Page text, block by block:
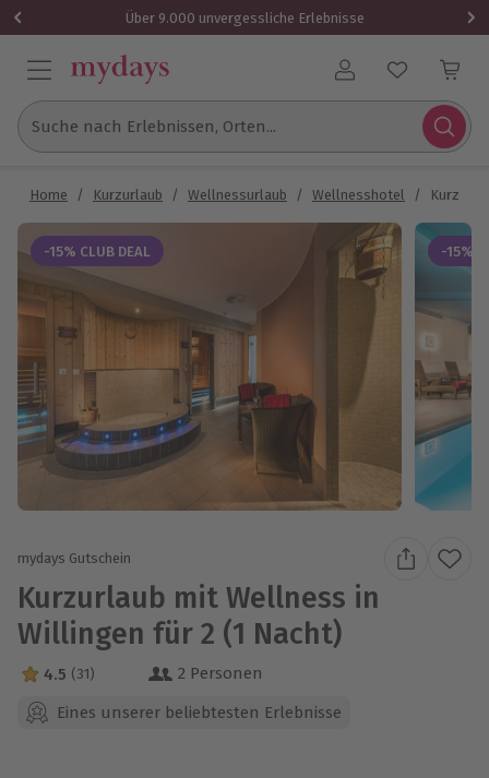
Über 9.000 unvergessliche Erlebnisse
Benutzerkonto
Suche nach Erlebnissen, Orten...
Home / Kurzurlaub / Wellnessurlaub / Wellnesshotel /
-15% CLUB DEAL -15%
mydays Gutschein
Kurzurlaub mit Wellness in
Willingen für 2 (1 Nacht)
4.5 Sterne von 5 aus 31 Bewertungen
4.5 (31)
2 Personen
Eines unserer beliebtesten Erlebnisse